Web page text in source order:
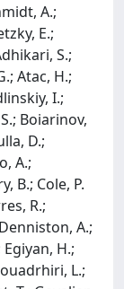
A.;
E.;
S.;
Atac, H.;
I.;
Boiarinov,
D.;
A.;
B.; Cole, P.
R.;
A.;
H.;
L.;